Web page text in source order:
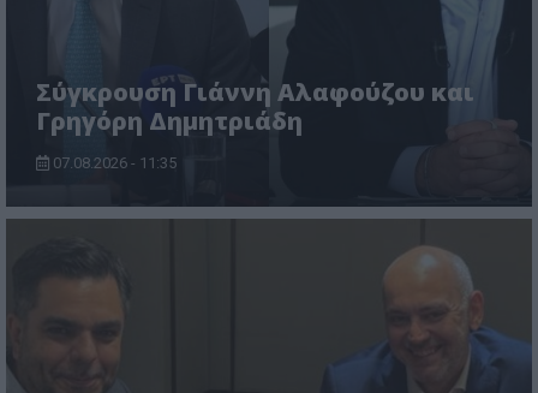
Σύγκρουση Γιάννη Αλαφούζου και
Γρηγόρη Δημητριάδη
07.08.2026 - 11:35